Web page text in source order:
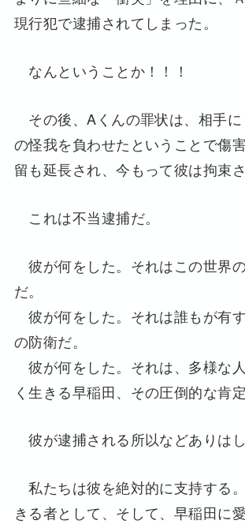
現行犯で逮捕されてしまった。
なんということか！！！
その後、Aくんの罪状は、相手に
の怪我を負わせたということで傷
留も延長され、今もって彼は拘束
これは不当逮捕だ。
彼が何をした。それはこの世界
だ。
彼が何をした。それは誰もが有
の防衛だ。
彼が何をした。それは、多様な
く生きる早稲田、その圧倒的な肯定
彼が逮捕される所以などありはし
私たちは彼を絶対的に支持する
きる者として、そして、早稲田に